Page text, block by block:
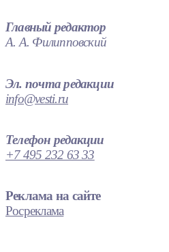
Главный редактор
А. А. Филипповский
Эл. почта редакции
info@vesti.ru
Телефон редакции
+7 495 232 63 33
Реклама на сайте
Росреклама